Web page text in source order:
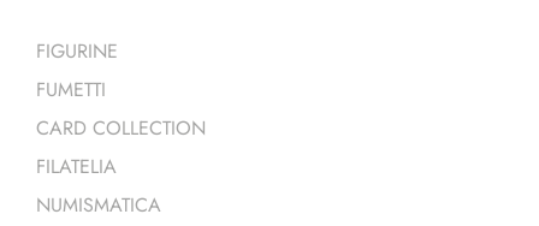
FIGURINE
FUMETTI
CARD COLLECTION
FILATELIA
NUMISMATICA